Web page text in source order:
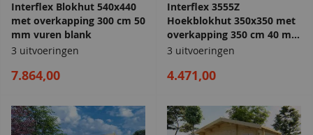
Interflex Blokhut 540x440
met overkapping 300 cm 50
mm vuren blank
3 uitvoeringen
7.864,00
Interflex 3555Z
Hoekblokhut 350x350 met
overkapping 350 cm 40 mm
vuren blank
3 uitvoeringen
4.471,00